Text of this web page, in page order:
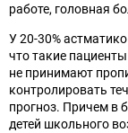
работе, головная
У 20-30%
что такие
не принимают
контролировать
прогноз. Причем в
детей школьного